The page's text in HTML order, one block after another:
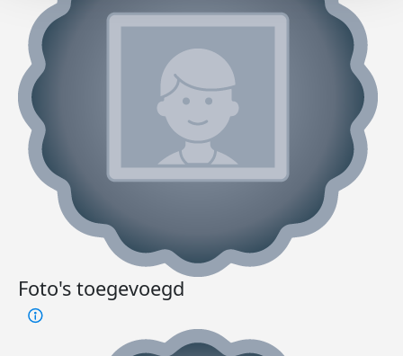
Foto's toegevoegd